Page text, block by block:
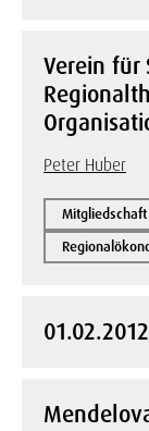
Verein für
Peter Huber
01.02.2012